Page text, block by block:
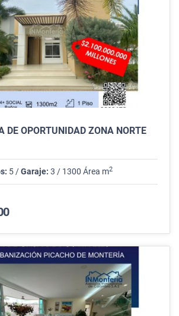
DE OPORTUNIDAD ZONA NORTE
5 /Garaje: 3 / 1300 Área m2